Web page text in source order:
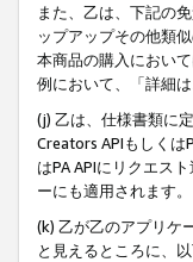
また、乙は、下記の
ップアップその他類
本商品の購入におい
例において、「詳細
(j) 乙は、仕様書類に
Creators APIもしくは
はPA APIにリクエス
ーにも適用されます。
(k) 乙が乙のアプリケ
と見えるところに、